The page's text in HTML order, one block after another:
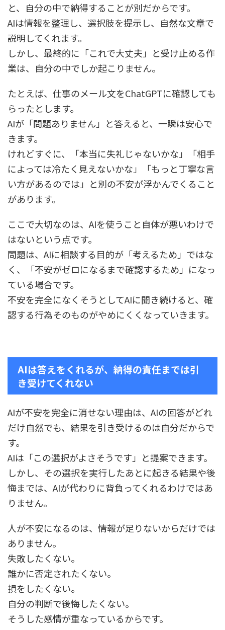
と、自分の中で納得することが別だからです。
AIは情報を整理し、選択肢を提示し、自然な文章で
説明してくれます。
しかし、最終的に「これで大丈夫」と受け止める作
業は、自分の中でしか起こりません。
たとえば、仕事のメール文をChatGPTに確認しても
らったとします。
AIが「問題ありません」と答えると、一瞬は安心で
きます。
けれどすぐに、「本当に失礼じゃないかな」「相手
によっては冷たく見えないかな」「もっと丁寧な言
い方があるのでは」と別の不安が浮かんでくること
があります。
ここで大切なのは、AIを使うこと自体が悪いわけで
はないという点です。
問題は、AIに相談する目的が「考えるため」ではな
く、「不安がゼロになるまで確認するため」になっ
ている場合です。
不安を完全になくそうとしてAIに聞き続けると、確
認する行為そのものがやめにくくなっていきます。
AIは答えをくれるが、納得の責任までは引
き受けてくれない
AIが不安を完全に消せない理由は、AIの回答がどれ
だけ自然でも、結果を引き受けるのは自分だからで
す。
AIは「この選択がよさそうです」と提案できます。
しかし、その選択を実行したあとに起きる結果や後
悔までは、AIが代わりに背負ってくれるわけではあ
りません。
人が不安になるのは、情報が足りないからだけでは
ありません。
失敗したくない。
誰かに否定されたくない。
損をしたくない。
自分の判断で後悔したくない。
そうした感情が重なっているからです。